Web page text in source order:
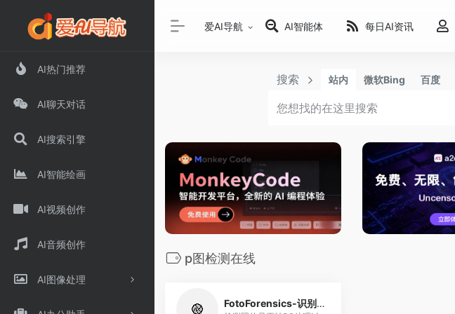
AI热门推荐
AI聊天对话
AI搜索引擎
AI智能绘画
AI视频创作
AI音频创作
AI图像处理
爱AI导航 AI智能体 每日AI资讯
搜索 站内 微软Bing 百度
p图检测在线
FotoForensics-识别照骗